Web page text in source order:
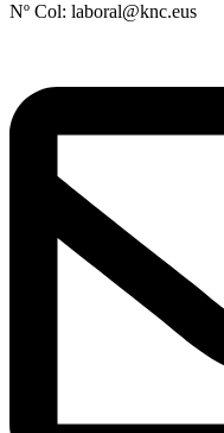
Nº Col: laboral@knc.eus